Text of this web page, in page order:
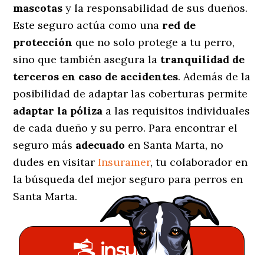
mascotas y la responsabilidad de sus dueños.
Este seguro actúa como una red de
protección que no solo protege a tu perro,
sino que también asegura la tranquilidad de
terceros en caso de accidentes. Además de la
posibilidad de adaptar las coberturas permite
adaptar la póliza a las requisitos individuales
de cada dueño y su perro. Para encontrar el
seguro más adecuado en Santa Marta, no
dudes en visitarInsuramer, tu colaborador en
la búsqueda del mejor seguro para perros en
Santa Marta.